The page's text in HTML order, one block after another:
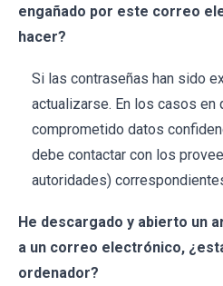
engañado por este correo
hacer?
Si las contraseñas han sido
actualizarse. En los casos en
comprometido datos
debe contactar con los
autoridades)
He descargado y abierto un
a un correo electrónico,
ordenador?